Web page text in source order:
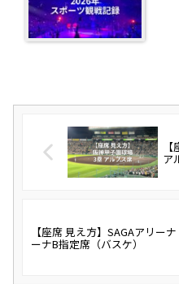
ア
【座席 見え方】SAGAアリーナ
ーナB指定席（バスケ）